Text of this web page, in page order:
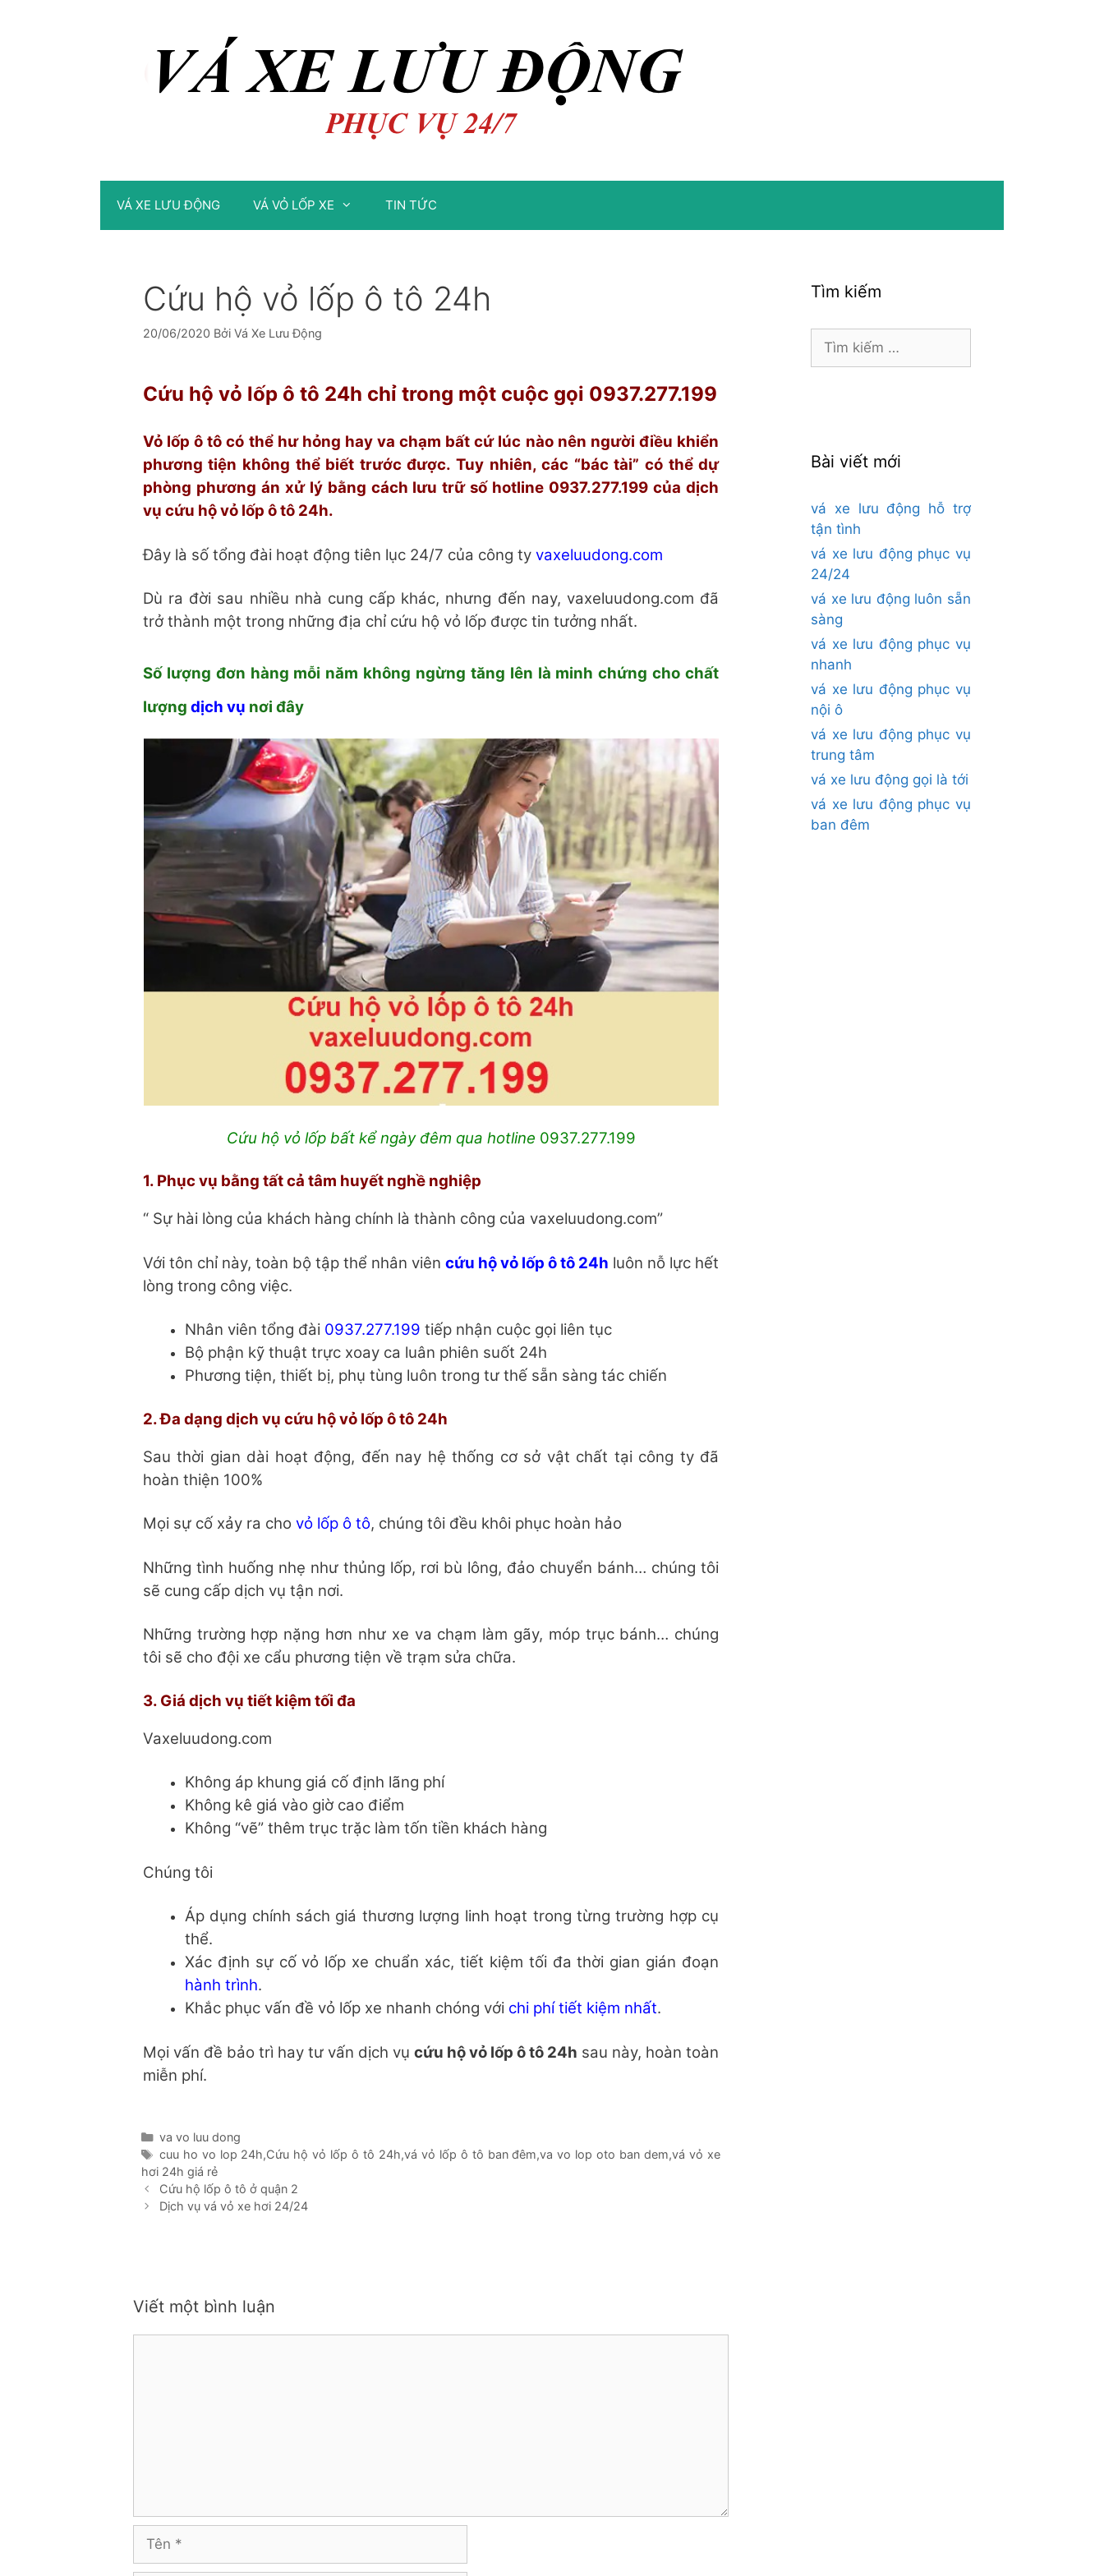
VÁ XE LƯU ĐỘNG VÁ VỎ LỐP XE TIN TỨC
Cứu hộ vỏ lốp ô tô 24h
20/06/2020 Bởi Vá Xe Lưu Động
Cứu hộ vỏ lốp ô tô 24h chỉ trong một cuộc gọi 0937.277.199
Vỏ lốp ô tô có thể hư hỏng hay va chạm bất cứ lúc nào nên người điều khiển
phương tiện không thể biết trước được. Tuy nhiên, các “bác tài” có thể dự
phòng phương án xử lý bằng cách lưu trữ số hotline 0937.277.199 của dịch
vụ cứu hộ vỏ lốp ô tô 24h.
Đây là số tổng đài hoạt động tiên lục 24/7 của công ty vaxeluudong.com
Dù ra đời sau nhiều nhà cung cấp khác, nhưng đến nay, vaxeluudong.com đã
trở thành một trong những địa chỉ cứu hộ vỏ lốp được tin tưởng nhất.
Số lượng đơn hàng mỗi năm không ngừng tăng lên là minh chứng cho chất
lượng dịch vụ nơi đây
Cứu hộ vỏ lốp bất kể ngày đêm qua hotline 0937.277.199
1. Phục vụ bằng tất cả tâm huyết nghề nghiệp
“ Sự hài lòng của khách hàng chính là thành công của vaxeluudong.com”
Với tôn chỉ này, toàn bộ tập thể nhân viên cứu hộ vỏ lốp ô tô 24h luôn nỗ lực hết
lòng trong công việc.
Nhân viên tổng đài 0937.277.199 tiếp nhận cuộc gọi liên tục
Bộ phận kỹ thuật trực xoay ca luân phiên suốt 24h
Phương tiện, thiết bị, phụ tùng luôn trong tư thế sẵn sàng tác chiến
2. Đa dạng dịch vụ cứu hộ vỏ lốp ô tô 24h
Sau thời gian dài hoạt động, đến nay hệ thống cơ sở vật chất tại công ty đã
hoàn thiện 100%
Mọi sự cố xảy ra cho vỏ lốp ô tô, chúng tôi đều khôi phục hoàn hảo
Những tình huống nhẹ như thủng lốp, rơi bù lông, đảo chuyển bánh… chúng tôi
sẽ cung cấp dịch vụ tận nơi.
Những trường hợp nặng hơn như xe va chạm làm gãy, móp trục bánh… chúng
tôi sẽ cho đội xe cẩu phương tiện về trạm sửa chữa.
3. Giá dịch vụ tiết kiệm tối đa
Vaxeluudong.com
Không áp khung giá cố định lãng phí
Không kê giá vào giờ cao điểm
Không “vẽ” thêm trục trặc làm tốn tiền khách hàng
Chúng tôi
Áp dụng chính sách giá thương lượng linh hoạt trong từng trường hợp cụ
thể.
Xác định sự cố vỏ lốp xe chuẩn xác, tiết kiệm tối đa thời gian gián đoạn
hành trình.
Khắc phục vấn đề vỏ lốp xe nhanh chóng với chi phí tiết kiệm nhất.
Mọi vấn đề bảo trì hay tư vấn dịch vụ cứu hộ vỏ lốp ô tô 24h sau này, hoàn toàn
miễn phí.
Danh
mục
va vo luu dong
Thẻ
cuu ho vo lop 24h,Cứu hộ vỏ lốp ô tô 24h,vá vỏ lốp ô tô ban đêm,va vo lop oto ban dem,vá vỏ xe
hơi 24h giá rẻ
Cứu hộ lốp ô tô ở quận 2
Dịch vụ vá vỏ xe hơi 24/24
Viết một bình luận
Tên
Tìm kiếm
Tìm
Bài viết mới
vá xe lưu động hỗ trợ
tận tình
vá xe lưu động phục vụ
24/24
vá xe lưu động luôn sẵn
sàng
vá xe lưu động phục vụ
nhanh
vá xe lưu động phục vụ
nội ô
vá xe lưu động phục vụ
trung tâm
vá xe lưu động gọi là tới
vá xe lưu động phục vụ
ban đêm